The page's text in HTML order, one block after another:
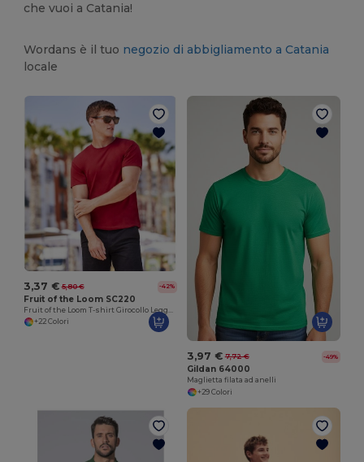
che vuoi a Catania!
Wordans è il tuo negozio di abbigliamento a Catania
locale
3,37 € 5,80 € -42%
Fruit of the Loom SC220
+22 Colori
3,97 € 7,72 € -49%
Gildan 64000
Maglietta filata ad anelli
+29 Colori